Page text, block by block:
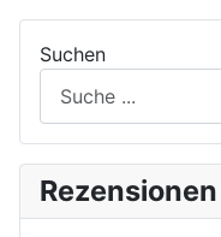
Suchen
Rezensionen